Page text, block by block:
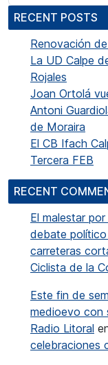
RECENT POSTS
Renovación
La UD Calpe
Rojales
Joan Ortolá
Antoni
de Moraira
El CB Ifach
Tercera FEB
RECENT
El malestar
debate
carreteras
Ciclista de la
Este fin de
medioevo con
Radio Litoral
celebraciones